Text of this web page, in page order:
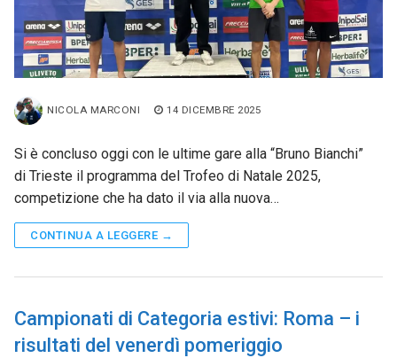
NICOLA MARCONI 14 DICEMBRE 2025
Si è concluso oggi con le ultime gare alla “Bruno Bianchi”
di Trieste il programma del Trofeo di Natale 2025,
competizione che ha dato il via alla nuova…
CONTINUA A LEGGERE →
Campionati di Categoria estivi: Roma – i
risultati del venerdì pomeriggio